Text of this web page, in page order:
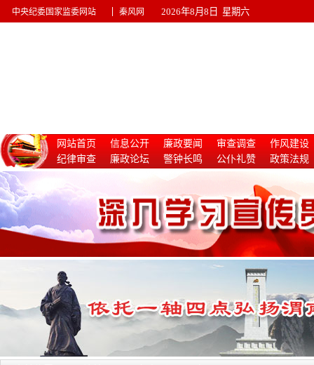
中央纪委国家监委网站 秦风网 2026年8月8日 星期六
网站首页 信息公开 廉政要闻 审查调查
作风建设
纪律审查
廉政论坛 警钟长鸣 公仆礼赞
政策法规